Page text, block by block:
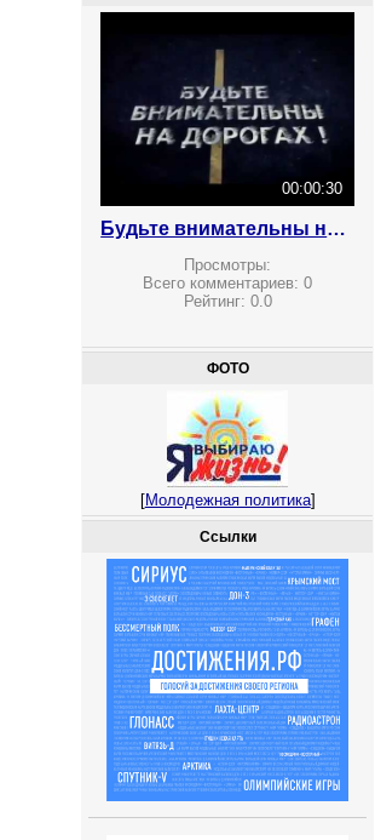
00:00:30
Будьте внимательны на дорогах!
Просмотры:
Всего комментариев:0
Рейтинг: 0.0
ФОТО
[Молодежная политика]
Ссылки